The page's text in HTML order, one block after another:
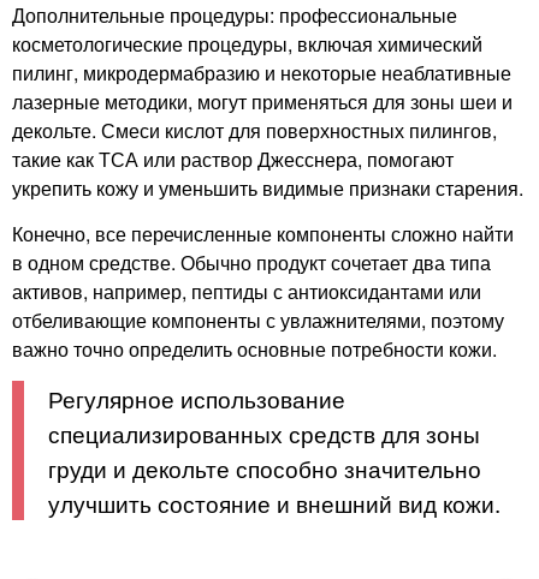
Дополнительные процедуры: профессиональные
косметологические процедуры, включая химический
пилинг, микродермабразию и некоторые неаблативные
лазерные методики, могут применяться для зоны шеи и
декольте. Смеси кислот для поверхностных пилингов,
такие как ТСА или раствор Джесснера, помогают
укрепить кожу и уменьшить видимые признаки старения.
Конечно, все перечисленные компоненты сложно найти
в одном средстве. Обычно продукт сочетает два типа
активов, например, пептиды с антиоксидантами или
отбеливающие компоненты с увлажнителями, поэтому
важно точно определить основные потребности кожи.
Регулярное использование
специализированных средств для зоны
груди и декольте способно значительно
улучшить состояние и внешний вид кожи.